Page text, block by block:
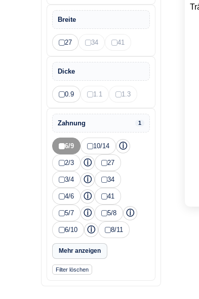
Breite
27 34 41
Dicke
0.9 1.1 1.3
Zahnung 1
6/9 10/14 ⓘ
2/3 ⓘ 27
3/4 ⓘ 34
4/6 ⓘ 41
5/7 ⓘ 5/8 ⓘ
6/10 ⓘ 8/11
Mehr anzeigen
Filter löschen